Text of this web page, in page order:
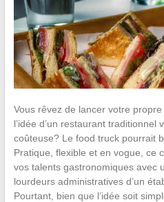
Vous rêvez de lancer votre
l’idée d’un restaurant
coûteuse? Le food truck pourrait
Pratique, flexible et en vogue, ce
vos talents gastronomiques avec
lourdeurs administratives d’un
Pourtant, bien que l’idée soit